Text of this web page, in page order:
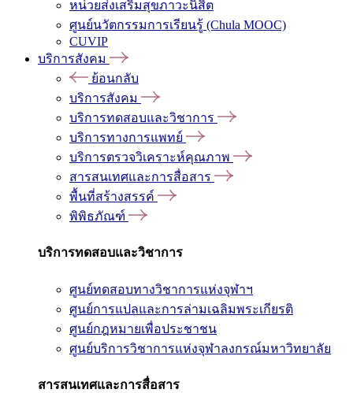
หน่วยส่งเสริมสุขภาวะนิสิต
ศูนย์นวัตกรรมการเรียนรู้ (Chula MOOC)
CUVIP
บริการสังคม
ย้อนกลับ
บริการสังคม
บริการทดสอบและวิชาการ
บริการทางการแพทย์
บริการตรวจวิเคราะห์คุณภาพ
สารสนเทศและการสื่อสาร
พื้นที่สร้างสรรค์
พิพิธภัณฑ์
บริการทดสอบและวิชาการ
ศูนย์ทดสอบทางวิชาการแห่งจุฬาฯ
ศูนย์การแปลและการล่ามเฉลิมพระเกียรติ
ศูนย์กฎหมายเพื่อประชาชน
ศูนย์บริการวิชาการแห่งจุฬาลงกรณ์มหาวิทยาลัย
สารสนเทศและการสื่อสาร